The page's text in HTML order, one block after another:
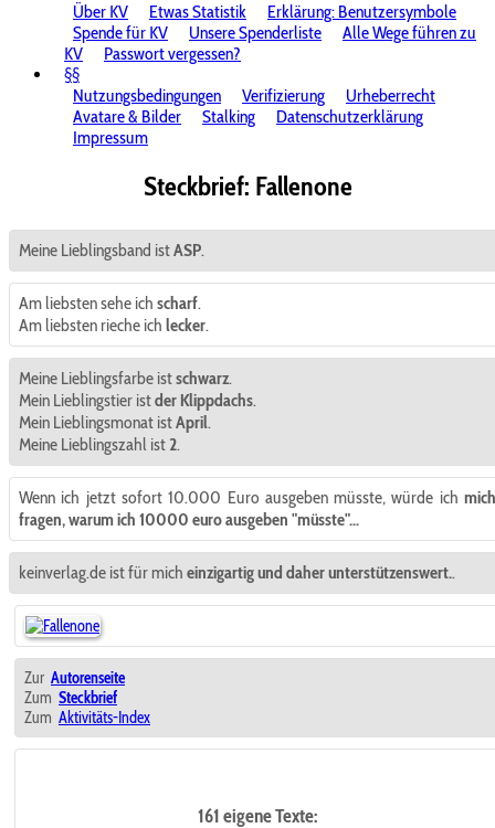
Über KV
Etwas Statistik
Erklärung: Benutzersymbole
Spende für KV
Unsere Spenderliste
Alle Wege führen zu
KV
Passwort vergessen?
§§
Nutzungsbedingungen
Verifizierung
Urheberrecht
Avatare & Bilder
Stalking
Datenschutzerklärung
Impressum
Steckbrief: Fallenone
Meine Lieblingsband istASP.
Am liebsten sehe ich scharf.
Am liebsten rieche ich lecker.
Meine Lieblingsfarbe istschwarz.
Mein Lieblingstier istder Klippdachs.
Mein Lieblingsmonat istApril.
Meine Lieblingszahl ist 2.
Wenn ich jetzt sofort 10.000 Euro ausgeben müsste, würde ich mich
fragen, warum ich 10000 euro ausgeben "müsste"...
keinverlag.de ist für mich einzigartig und daher unterstützenswert..
Zur Autorenseite
Zum Steckbrief
Zum Aktivitäts-Index
161 eigene Texte: